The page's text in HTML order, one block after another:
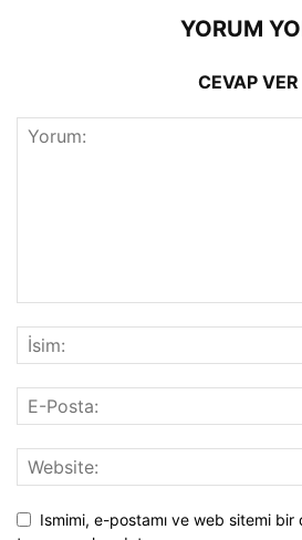
YORUM
CEVAP VER
Ismimi, e-postamı ve web sitemi bir